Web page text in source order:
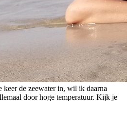
keer de zeewater in, wil ik daarna
door hoge temperatuur. Kijk je